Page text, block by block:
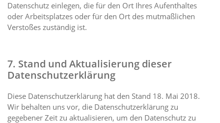
Datenschutz einlegen, die für den Ort Ihres Aufenthaltes
oder Arbeitsplatzes oder für den Ort des mutmaßlichen
Verstoßes zuständig ist.
7. Stand und Aktualisierung dieser
Datenschutzerklärung
Diese Datenschutzerklärung hat den Stand 18. Mai 2018.
Wir behalten uns vor, die Datenschutzerklärung zu
gegebener Zeit zu aktualisieren, um den Datenschutz zu